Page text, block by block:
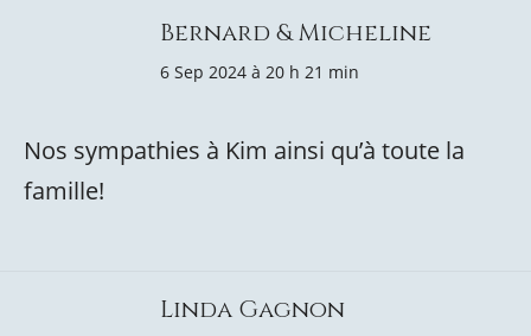
Bernard & Micheline
6 Sep 2024 à 20 h 21 min
Nos sympathies à Kim ainsi qu’à toute la
famille!
Linda Gagnon